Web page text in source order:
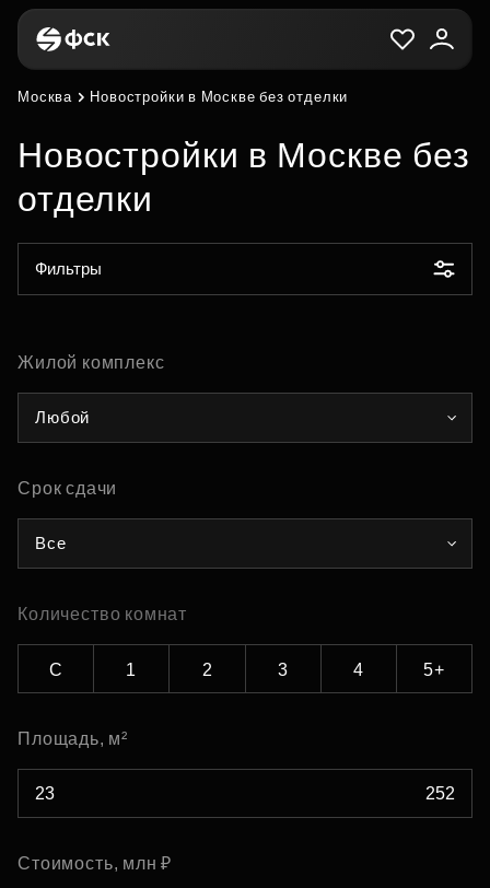
Москва Новостройки в Москве без отделки
Новостройки в Москве без
отделки
Фильтры
Жилой комплекс
Любой
Срок сдачи
Все
Количество комнат
С 1 2 3 4 5+
Площадь, м²
Стоимость, млн ₽